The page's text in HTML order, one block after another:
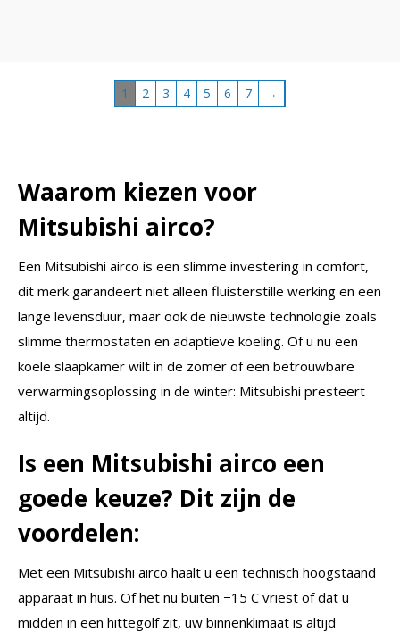
1 2 3 4 5 6 7 →
Waarom kiezen voor
Mitsubishi airco?
Een Mitsubishi airco is een slimme investering in comfort,
dit merk garandeert niet alleen fluisterstille werking en een
lange levensduur, maar ook de nieuwste technologie zoals
slimme thermostaten en adaptieve koeling. Of u nu een
koele slaapkamer wilt in de zomer of een betrouwbare
verwarmingsoplossing in de winter: Mitsubishi presteert
altijd.
Is een Mitsubishi airco een
goede keuze? Dit zijn de
voordelen:
Met een Mitsubishi airco haalt u een technisch hoogstaand
apparaat in huis. Of het nu buiten −15 C vriest of dat u
midden in een hittegolf zit, uw binnenklimaat is altijd